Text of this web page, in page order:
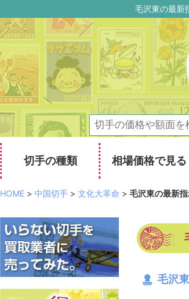
毛沢東の最新
切手の種類 相場価格で見る
HOME > 中国切手 > 文化大革命 > 毛沢東の最新
毛沢